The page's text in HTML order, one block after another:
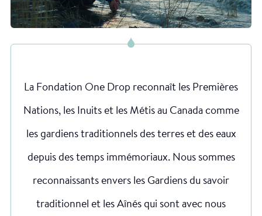
La Fondation One Drop reconnaît les Premières
Nations, les Inuits et les Métis au Canada comme
les gardiens traditionnels des terres et des eaux
depuis des temps immémoriaux. Nous sommes
reconnaissants envers les Gardiens du savoir
traditionnel et les Aînés qui sont avec nous